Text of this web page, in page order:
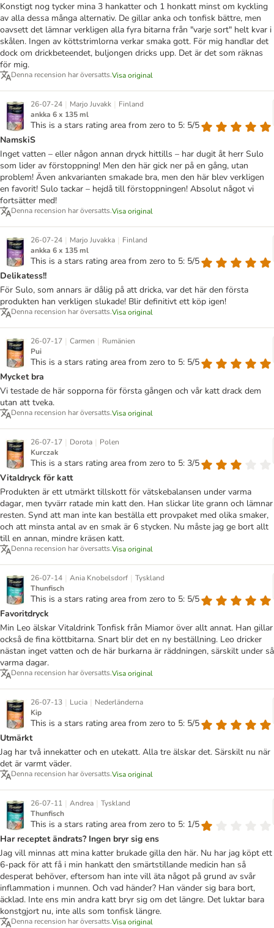
Konstigt nog tycker mina 3 hankatter och 1 honkatt minst om kyckling
av alla dessa många alternativ. De gillar anka och tonfisk bättre, men
oavsett det lämnar verkligen alla fyra bitarna från "varje sort" helt kvar i
skålen. Ingen av köttstrimlorna verkar smaka gott. För mig handlar det
dock om drickbeteendet, buljongen dricks upp. Det är det som räknas
för mig.
Denna recension har översatts.Visa original
26-07-24 | Marjo Juvakk | Finland
ankka 6 x 135 ml
This is a stars rating area from zero to 5: 5/5
NamskiS
Inget vatten – eller någon annan dryck hittills – har dugit åt herr Sulo
som lider av förstoppning! Men den här gick ner på en gång, utan
problem! Även ankvarianten smakade bra, men den här blev verkligen
en favorit! Sulo tackar – hejdå till förstoppningen! Absolut något vi
fortsätter med!
Denna recension har översatts.Visa original
26-07-24 | Marjo Juvakka | Finland
ankka 6 x 135 ml
This is a stars rating area from zero to 5: 5/5
Delikatess!!
För Sulo, som annars är dålig på att dricka, var det här den första
produkten han verkligen slukade! Blir definitivt ett köp igen!
Denna recension har översatts.Visa original
26-07-17 | Carmen | Rumänien
Pui
This is a stars rating area from zero to 5: 5/5
Mycket bra
Vi testade de här sopporna för första gången och vår katt drack dem
utan att tveka.
Denna recension har översatts.Visa original
26-07-17 | Dorota | Polen
Kurczak
This is a stars rating area from zero to 5: 3/5
Vitaldryck för katt
Produkten är ett utmärkt tillskott för vätskebalansen under varma
dagar, men tyvärr ratade min katt den. Han slickar lite grann och lämnar
resten. Synd att man inte kan beställa ett provpaket med olika smaker,
och att minsta antal av en smak är 6 stycken. Nu måste jag ge bort allt
till en annan, mindre kräsen katt.
Denna recension har översatts.Visa original
26-07-14 | Ania Knobelsdorf | Tyskland
Thunfisch
This is a stars rating area from zero to 5: 5/5
Favoritdryck
Min Leo älskar Vitaldrink Tonfisk från Miamor över allt annat. Han gillar
också de fina köttbitarna. Snart blir det en ny beställning. Leo dricker
nästan inget vatten och de här burkarna är räddningen, särskilt under så
varma dagar.
Denna recension har översatts.Visa original
26-07-13 | Lucia | Nederländerna
Kip
This is a stars rating area from zero to 5: 5/5
Utmärkt
Jag har två innekatter och en utekatt. Alla tre älskar det. Särskilt nu när
det är varmt väder.
Denna recension har översatts.Visa original
26-07-11 | Andrea | Tyskland
Thunfisch
This is a stars rating area from zero to 5: 1/5
Har receptet ändrats? Ingen bryr sig ens
Jag vill minnas att mina katter brukade gilla den här. Nu har jag köpt ett
6-pack för att få i min hankatt den smärtstillande medicin han så
desperat behöver, eftersom han inte vill äta något på grund av svår
inflammation i munnen. Och vad händer? Han vänder sig bara bort,
äcklad. Inte ens min andra katt bryr sig om det längre. Det luktar bara
konstgjort nu, inte alls som tonfisk längre.
Denna recension har översatts.Visa original